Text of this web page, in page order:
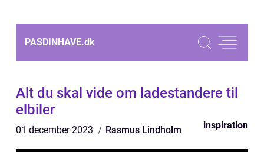
PASDINHAVE.dk
Alt du skal vide om ladestandere til
elbiler
01 december 2023 Rasmus Lindholm inspiration